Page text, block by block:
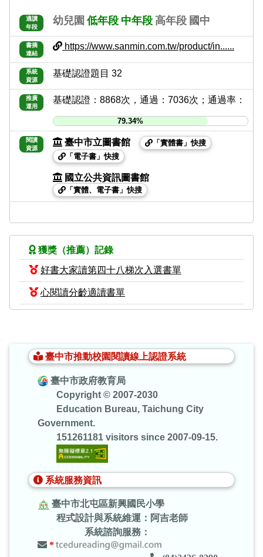
適讀
年段
幼兒園 低年段 中年段 高年段 國中
書摘
連結
https://www.sanmin.com.tw/product/in......
系統
資源
基礎認證題目 32
推廣
運用
基礎認證：8868次，通過：7036次；通過率：
79.34%
閱讀
資源
臺中市立圖書館
「實體書」快搜
「電子書」快搜
國立公共資訊圖書館
「實體、電子書」快搜
獲獎（推薦）記錄
好書大家讀第四十八梯次入選書單
心閱讀分齡適讀書單
臺中市推動校園閱讀線上認證系統
臺中市政府教育局
Copyright © 2007-2030
Education Bureau, Taichung City
Government.
151261181 visitors since 2007-09-15.
系統服務資訊
臺中市北屯區新興國民小學
程式設計與系統維運：阿吉老師
系統諮詢服務：
*